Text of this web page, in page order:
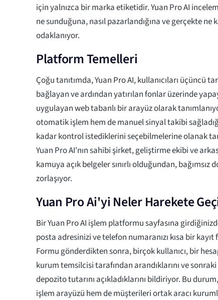
için yalnızca bir marka etiketidir. Yuan Pro AI
ne sunduğuna, nasıl pazarlandığına ve gerçekte
odaklanıyor.
Platform Temelleri
Çoğu tanıtımda, Yuan Pro AI, kullanıcıları üçüncü
bağlayan ve ardından yatırılan fonlar üzerinde
uygulayan web tabanlı bir arayüz olarak
otomatik işlem hem de manuel sinyal takibi
kadar kontrol istediklerini seçebilmelerine olanak
Yuan Pro AI'nın sahibi şirket, geliştirme ekibi ve
kamuya açık belgeler sınırlı olduğundan,
zorlaşıyor.
Yuan Pro Ai'yi Neler Harekete
Bir Yuan Pro AI işlem platformu sayfasına
posta adresinizi ve telefon numaranızı kısa bir
Formu gönderdikten sonra, birçok kullanıcı, bir
kurum temsilcisi tarafından arandıklarını ve
depozito tutarını açıkladıklarını bildiriyor. Bu
işlem arayüzü hem de müşterileri ortak aracı